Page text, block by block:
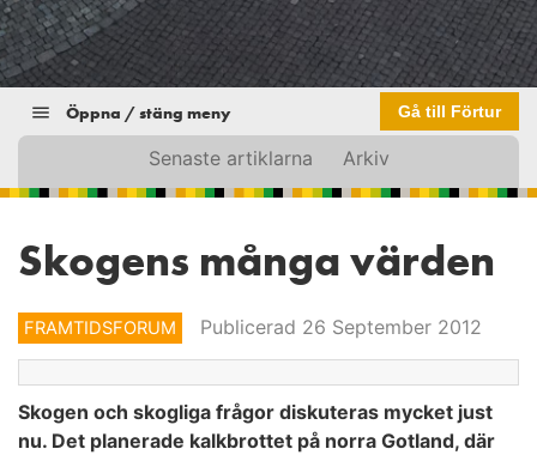
Öppna / stäng meny Gå till Förtur
Senaste artiklarna Arkiv
Skogens många värden
FRAMTIDSFORUM Publicerad 26 September 2012
Skogen och skogliga frågor diskuteras mycket just
nu. Det planerade kalkbrottet på norra Gotland, där